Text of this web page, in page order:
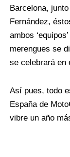
Barcelona,
Fernández,
ambos
merengues se
se celebrará en
Así pues, todo
España de
vibre un año